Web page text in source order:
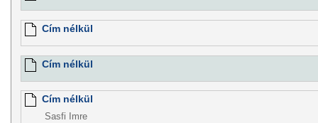
Cím nélkül
Cím nélkül
Cím nélkül
Sasfi Imre